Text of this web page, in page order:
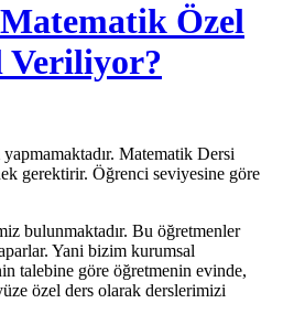
Özel
Veriliyor?
Matematik Dersi
gerektirir. Öğrenci seviyesine göre
bulunmaktadır. Bu öğretmenler
Yani bizim kurumsal
talebine göre öğretmenin evinde,
özel ders olarak derslerimizi